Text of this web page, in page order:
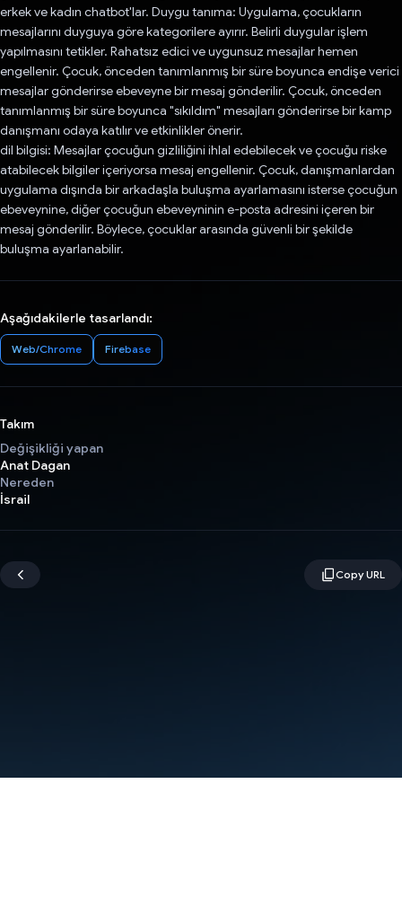
erkek ve kadın chatbot'lar. Duygu tanıma: Uygulama, çocukların
mesajlarını duyguya göre kategorilere ayırır. Belirli duygular işlem
yapılmasını tetikler. Rahatsız edici ve uygunsuz mesajlar hemen
engellenir. Çocuk, önceden tanımlanmış bir süre boyunca endişe verici
mesajlar gönderirse ebeveyne bir mesaj gönderilir. Çocuk, önceden
tanımlanmış bir süre boyunca "sıkıldım" mesajları gönderirse bir kamp
danışmanı odaya katılır ve etkinlikler önerir.
dil bilgisi: Mesajlar çocuğun gizliliğini ihlal edebilecek ve çocuğu riske
atabilecek bilgiler içeriyorsa mesaj engellenir. Çocuk, danışmanlardan
uygulama dışında bir arkadaşla buluşma ayarlamasını isterse çocuğun
ebeveynine, diğer çocuğun ebeveyninin e-posta adresini içeren bir
mesaj gönderilir. Böylece, çocuklar arasında güvenli bir şekilde
buluşma ayarlanabilir.
Aşağıdakilerle tasarlandı:
Web/Chrome Firebase
Takım
Değişikliği yapan
Anat Dagan
Nereden
İsrail